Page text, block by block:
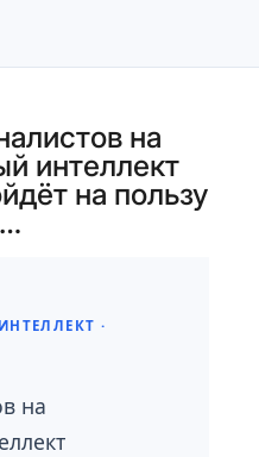
на
интеллект
на пользу
·
на